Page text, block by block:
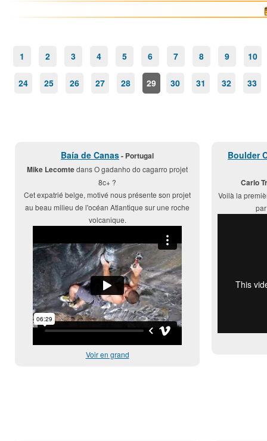
1 2 3 4 5 6 7 8 9 10
24 25 26 27 28 29 30 31 32 33
Baía de Canas- Portugal
Mike Lecomtedans O gadanho do cagarro projet
8c+ ?
Cet expatrié belge, motivé nous présente son projet
au beau milieu de l'océan Atlantique sur une roche
volcanique.
Voir en grand
Boulder
Carlo
Voilà la